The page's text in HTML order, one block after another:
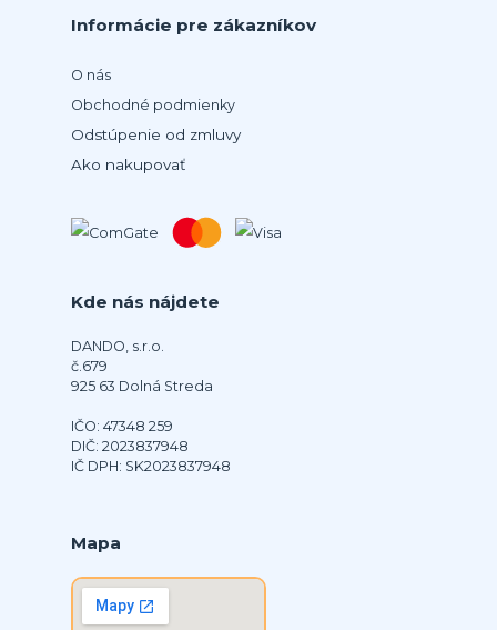
Informácie pre zákazníkov
O nás
Obchodné podmienky
Odstúpenie od zmluvy
Ako nakupovať
Kde nás nájdete
DANDO, s.r.o.
č.679
925 63 Dolná Streda
IČO: 47348 259
DIČ: 2023837948
IČ DPH: SK2023837948
Mapa